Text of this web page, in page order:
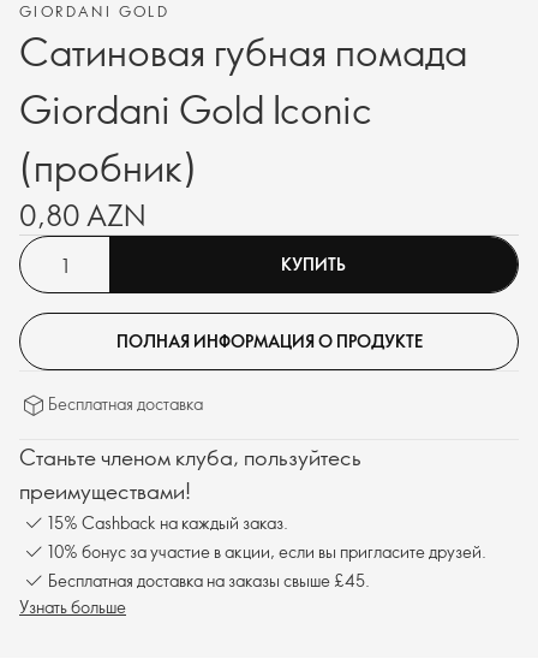
GIORDANI GOLD
Сатиновая губная помада
Giordani Gold Iconic
(пробник)
0,80 AZN
КУПИТЬ
ПОЛНАЯ ИНФОРМАЦИЯ О ПРОДУКТЕ
Бесплатная доставка
Станьте членом клуба, пользуйтесь
преимуществами!
15% Cashback на каждый заказ.
10% бонус за участие в акции, если вы пригласите друзей.
Бесплатная доставка на заказы свыше £45.
Узнать больше